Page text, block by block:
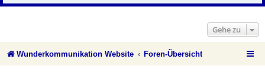
Gehe zu
Wunderkommunikation Website Foren-Übersicht